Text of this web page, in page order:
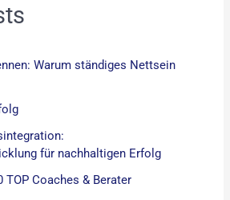
Warum ständiges Nettsein
für nachhaltigen Erfolg
TOP Coaches & Berater